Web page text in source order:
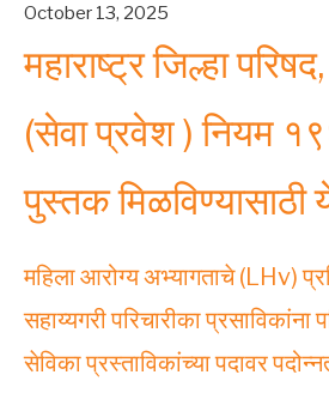
October 13, 2025
महाराष्ट्र जिल्हा
(सेवा प्रवेश ) नियम
पुस्तक
महिला आरोग्य अभ्यागताचे (LHv)
सहाय्यगरी परिचारीका प्रसाविकांना
सेविका प्रस्ताविकांच्या पदावर